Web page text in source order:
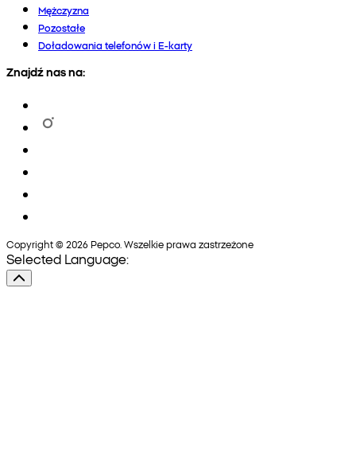
Mężczyzna
Pozostałe
Doładowania telefonów i E-karty
Znajdź nas na:
Copyright © 2026 Pepco. Wszelkie prawa zastrzeżone
Selected Language: